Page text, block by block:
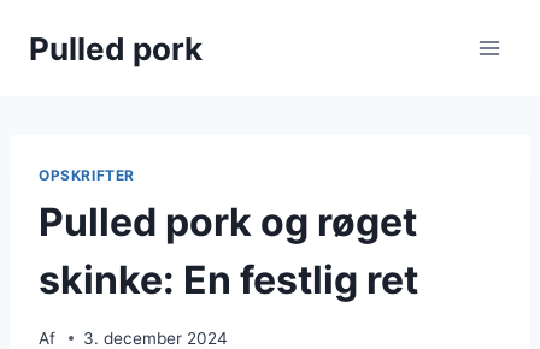
Pulled pork
OPSKRIFTER
Pulled pork og røget
skinke: En festlig ret
Af 3. december 2024